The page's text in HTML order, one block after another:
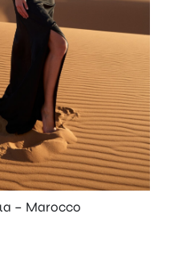
– Marocco